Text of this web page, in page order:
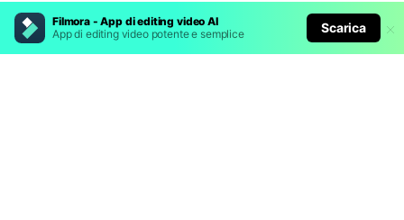
Filmora - App di editing video AI
App di editing video potente e semplice
Scarica